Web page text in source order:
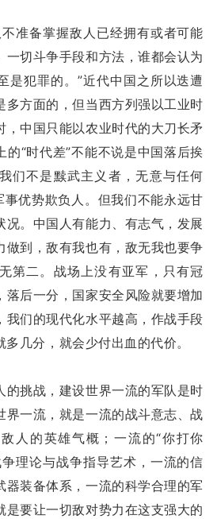
准备掌握敌人已经拥有或者可能
一切斗争手段和方法，谁都会认为
是犯罪的。”近代中国之所以迭遭
多方面的，但当西方列强以工业时
，中国只能以农业时代的大刀长矛
的“时代差”不能不说是中国落后挨
们不是黩武主义者，无意与任何
事优势欺负人。但我们不能永远甘
况。中国人有能力、有志气，发展
做到，敌有我也有，敌无我也要争
第二。战场上没有亚军，只有冠
落后一分，国家安全风险就要增加
我们的现代化水平越高，作战手段
几分，就会少付出血的代价。
的挑战，建设世界一流的军队是时
界一流，就是一流的战斗意志、战
人的英雄气概；一流的“你打你
理论与战争指导艺术，一流的信
器装备体系，一流的科学合理的军
是要让一切敌对势力在这支强大的